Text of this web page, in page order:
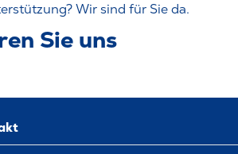
Wir sind für Sie da.
Sie uns